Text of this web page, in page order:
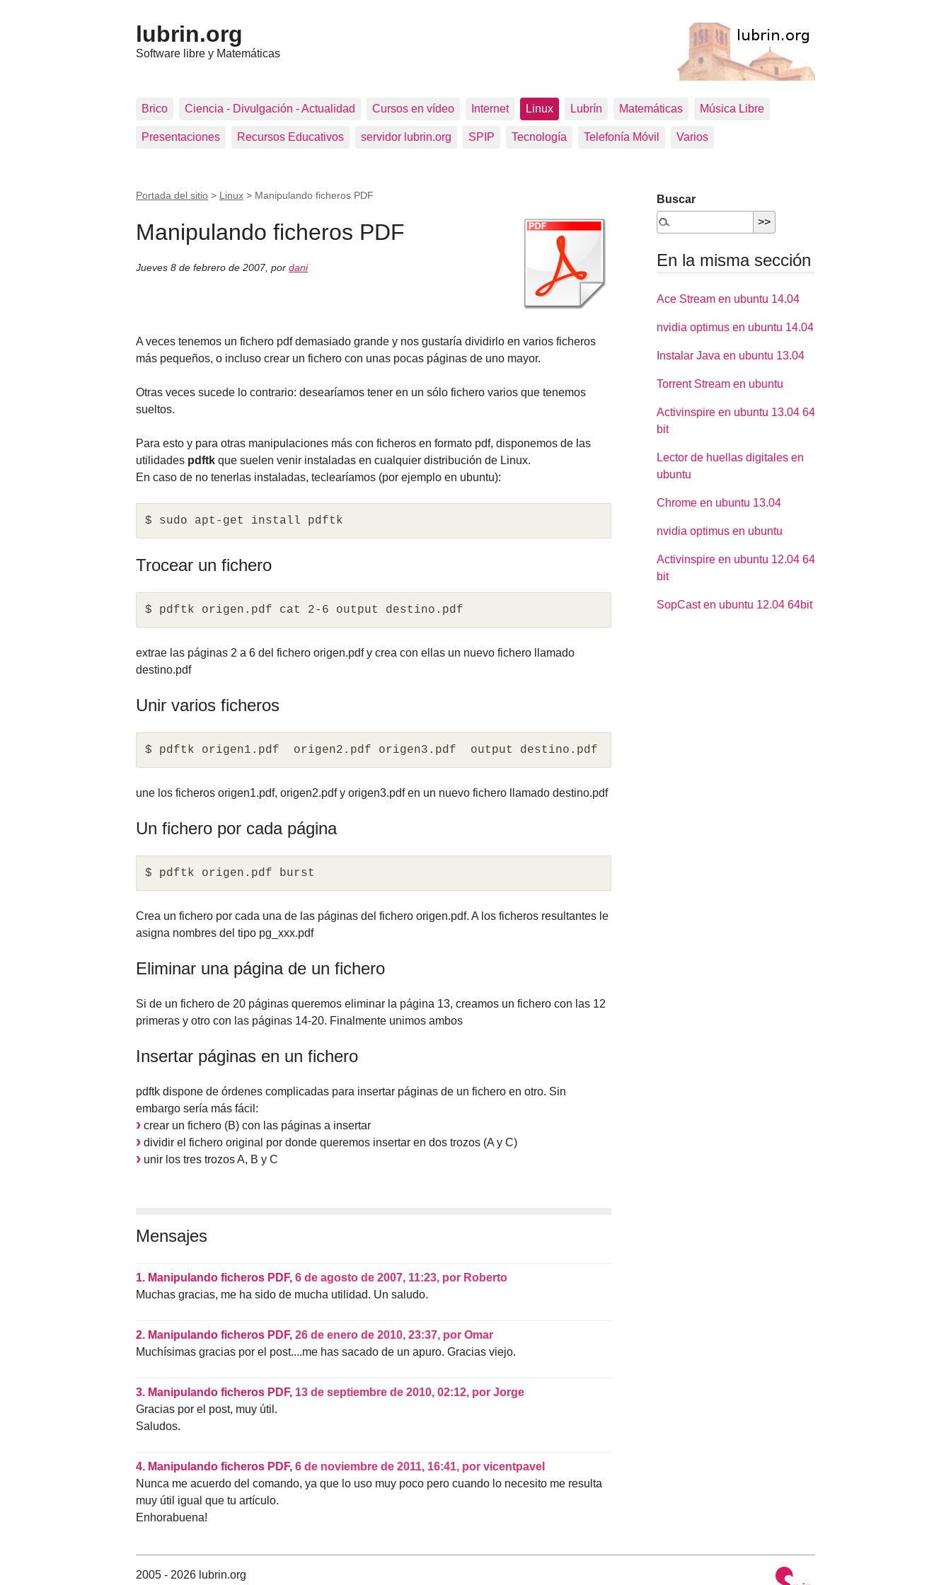
lubrin.org
Software libre y Matemáticas
Brico Ciencia - Divulgación - Actualidad Cursos en vídeo Internet Linux Lubrín Matemáticas Música Libre
Presentaciones Recursos Educativos servidor lubrin.org SPIP Tecnología Telefonía Móvil Varios
Portada del sitio > Linux > Manipulando ficheros PDF
Manipulando ficheros PDF
Jueves 8 de febrero de 2007, por dani
A veces tenemos un fichero pdf demasiado grande y nos gustaría dividirlo en varios ficheros
más pequeños, o incluso crear un fichero con unas pocas páginas de uno mayor.
Otras veces sucede lo contrario: desearíamos tener en un sólo fichero varios que tenemos
sueltos.
Para esto y para otras manipulaciones más con ficheros en formato pdf, disponemos de las
utilidades pdftk que suelen venir instaladas en cualquier distribución de Linux.
En caso de no tenerlas instaladas, teclearíamos (por ejemplo en ubuntu):
$ sudo apt-get install pdftk
Trocear un fichero
$ pdftk origen.pdf cat 2-6 output destino.pdf
extrae las páginas 2 a 6 del fichero origen.pdf y crea con ellas un nuevo fichero llamado
destino.pdf
Unir varios ficheros
$ pdftk origen1.pdf  origen2.pdf origen3.pdf  output destino.pdf
une los ficheros origen1.pdf, origen2.pdf y origen3.pdf en un nuevo fichero llamado destino.pdf
Un fichero por cada página
$ pdftk origen.pdf burst
Crea un fichero por cada una de las páginas del fichero origen.pdf. A los ficheros resultantes le
asigna nombres del tipo pg_xxx.pdf
Eliminar una página de un fichero
Si de un fichero de 20 páginas queremos eliminar la página 13, creamos un fichero con las 12
primeras y otro con las páginas 14-20. Finalmente unimos ambos
Insertar páginas en un fichero
pdftk dispone de órdenes complicadas para insertar páginas de un fichero en otro. Sin
embargo sería más fácil:
crear un fichero (B) con las páginas a insertar
dividir el fichero original por donde queremos insertar en dos trozos (A y C)
unir los tres trozos A, B y C
Mensajes
1. Manipulando ficheros PDF, 6 de agosto de 2007, 11:23, por Roberto
Muchas gracias, me ha sido de mucha utilidad. Un saludo.
2. Manipulando ficheros PDF, 26 de enero de 2010, 23:37, por Omar
Muchísimas gracias por el post....me has sacado de un apuro. Gracias viejo.
3. Manipulando ficheros PDF, 13 de septiembre de 2010, 02:12, por Jorge
Gracias por el post, muy útil.
Saludos.
4. Manipulando ficheros PDF, 6 de noviembre de 2011, 16:41, por vicentpavel
Nunca me acuerdo del comando, ya que lo uso muy poco pero cuando lo necesito me resulta
muy útil igual que tu artículo.
Enhorabuena!
Buscar
En la misma sección
Ace Stream en ubuntu 14.04
nvidia optimus en ubuntu 14.04
Instalar Java en ubuntu 13.04
Torrent Stream en ubuntu
Activinspire en ubuntu 13.04 64
bit
Lector de huellas digitales en
ubuntu
Chrome en ubuntu 13.04
nvidia optimus en ubuntu
Activinspire en ubuntu 12.04 64
bit
SopCast en ubuntu 12.04 64bit
2005 - 2026 lubrin.org